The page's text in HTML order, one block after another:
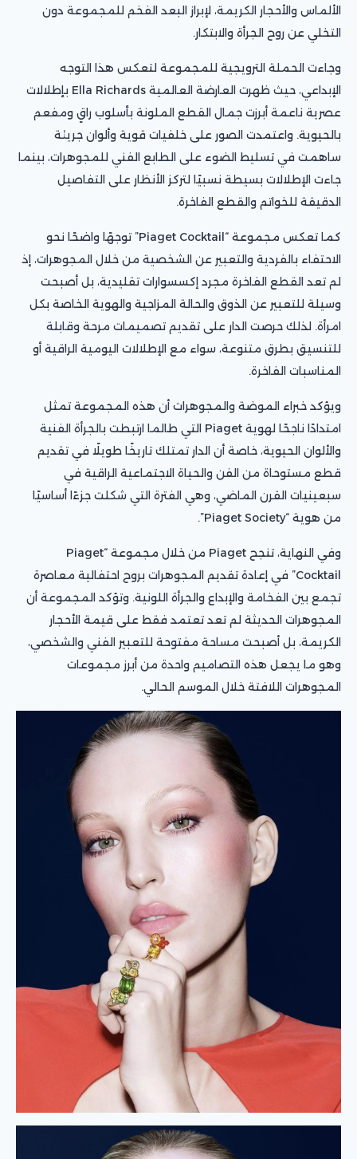
الألماس والأحجار الكريمة، لإبراز البعد الفخم للمجموعة دون
التخلي عن روح الجرأة والابتكار.
وجاءت الحملة الترويجية للمجموعة لتعكس هذا التوجه
الإبداعي، حيث ظهرت العارضة العالمية Ella Richards بإطلالات
عصرية ناعمة أبرزت جمال القطع الملونة بأسلوب راقٍ ومفعم
بالحيوية. واعتمدت الصور على خلفيات قوية وألوان جريئة
ساهمت في تسليط الضوء على الطابع الفني للمجوهرات، بينما
جاءت الإطلالات بسيطة نسبيًا لتركز الأنظار على التفاصيل
الدقيقة للخواتم والقطع الفاخرة.
كما تعكس مجموعة “Piaget Cocktail” توجهًا واضحًا نحو
الاحتفاء بالفردية والتعبير عن الشخصية من خلال المجوهرات، إذ
لم تعد القطع الفاخرة مجرد إكسسوارات تقليدية، بل أصبحت
وسيلة للتعبير عن الذوق والحالة المزاجية والهوية الخاصة بكل
امرأة. لذلك حرصت الدار على تقديم تصميمات مرحة وقابلة
للتنسيق بطرق متنوعة، سواء مع الإطلالات اليومية الراقية أو
المناسبات الفاخرة.
ويؤكد خبراء الموضة والمجوهرات أن هذه المجموعة تمثل
امتدادًا ناجحًا لهوية Piaget التي طالما ارتبطت بالجرأة الفنية
والألوان الحيوية، خاصة أن الدار تمتلك تاريخًا طويلًا في تقديم
قطع مستوحاة من الفن والحياة الاجتماعية الراقية في
سبعينيات القرن الماضي، وهي الفترة التي شكلت جزءًا أساسيًا
من هوية “Piaget Society”.
وفي النهاية، تنجح Piaget من خلال مجموعة “Piaget
Cocktail” في إعادة تقديم المجوهرات بروح احتفالية معاصرة
تجمع بين الفخامة والإبداع والجرأة اللونية. وتؤكد المجموعة أن
المجوهرات الحديثة لم تعد تعتمد فقط على قيمة الأحجار
الكريمة، بل أصبحت مساحة مفتوحة للتعبير الفني والشخصي،
وهو ما يجعل هذه التصاميم واحدة من أبرز مجموعات
المجوهرات اللافتة خلال الموسم الحالي.